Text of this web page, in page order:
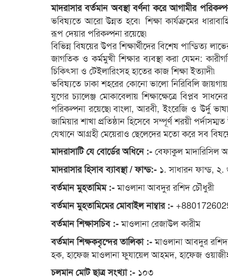
মাদরাসার বর্তমান অবস্থা বর্ণনা করে আগামীর
ভবিষ্যতে আরো উন্নত হবে৷ শিক্ষা কার্যক্রমের
রূপ দেয়ার পরিকল্পনা রয়েছে৷
বিভিন্ন বিষয়ের উপর শিক্ষার্থীদের বিশেষ পান্ডিত্য
জাগতিক ও কর্মমুখী শিক্ষার ব্যবস্থা করা যেমন:
চিকিৎসা ও টেইলারিংসহ হাতের কাজ শিক্ষা ইত্যাদী৷
ভবিষ্যতে ঢাকা শহরের কোনো ভালো নিরিবিলি
যুগের চ্যালেঞ্জ মোকাবেলায় শিক্ষাক্ষেত্রে বিপ্লব
পরিকল্পনা রয়েছে৷বাংলা, আরবী, ইংরেজি ও উর্দু
জামিয়ার শাখা প্রতিষ্ঠান হিসেবে সম্পূর্ণ শরয়ী
যেখানে আগ্রহী মেয়েরাও ছেলেদের মতো করে সব
মাদরাসাটি যে বোর্ডের অধিনে :-বেফাকুল মাদারিসিল
মাদরাসার হিসাব ব্যাবস্থা / ফান্ড:- ১. সাধারন ফান্ড, ২.
বর্তমান মুহতামিম :-মাওলানা আবদুর রশিদ চৌধুরী
বর্তমান মুহতামিমের মোবাইল নাম্বার :-
বর্তমান শিক্ষাসচিব :-মাওলানা রেজাউল কারীম
বর্তমান শিক্ষকবৃন্দের তালিকা :-মাওলানা আবদুর
হক, হাফেজ মাওলানা ফুযায়েল আহমদ, হাফেজ
চলমান মোট ছাত্র সংখ্যা :- ১০৩